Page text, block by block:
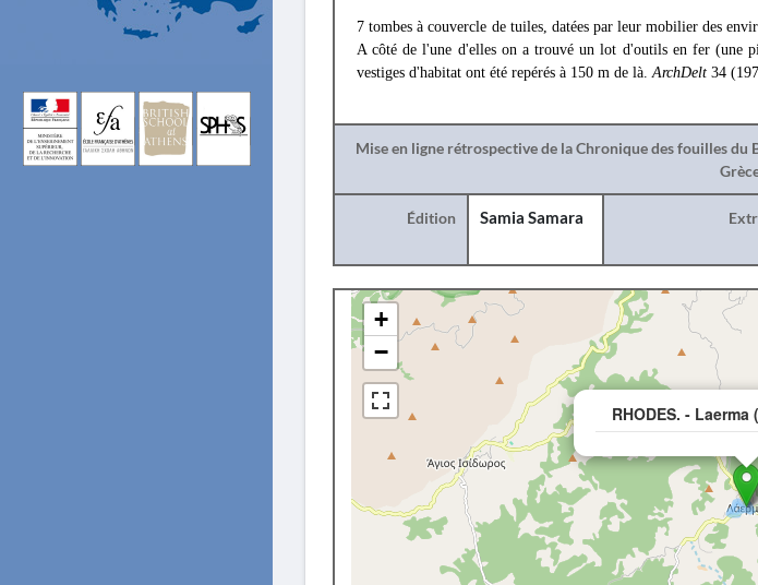
7 tombes à couvercle de tuiles, datées par leur mobilier des
A côté de l'une d'elles on a trouvé un lot d'outils en fer (une
vestiges d'habitat ont été repérés à 150 m de là.ArchDelt 34
Mise en ligne rétrospective de la Chronique des fouilles
Édition Samia Samara
RHODES. -
+
−